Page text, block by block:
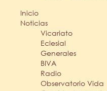
Inicio
Noticias
Vicariato
Eclesial
Generales
BIVA
Radio
Observatorio Vida